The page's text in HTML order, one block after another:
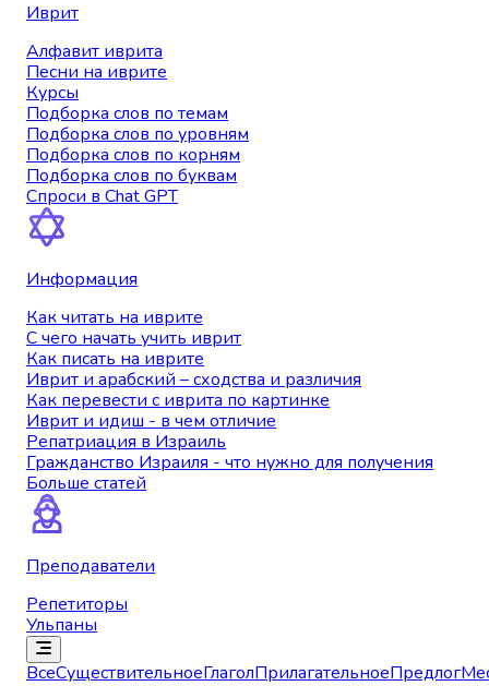
Иврит
Алфавит иврита
Песни на иврите
Курсы
Подборка слов по темам
Подборка слов по уровням
Подборка слов по корням
Подборка слов по буквам
Спроси в Chat GPT
Информация
Как читать на иврите
С чего начать учить иврит
Как писать на иврите
Иврит и арабский – сходства и различия
Как перевести с иврита по картинке
Иврит и идиш - в чем отличие
Репатриация в Израиль
Гражданство Израиля - что нужно для получения
Больше статей
Преподаватели
Репетиторы
Ульпаны
ВсеСуществительноеГлаголПрилагательноеПредлог